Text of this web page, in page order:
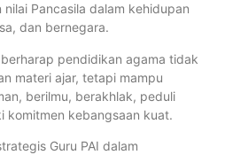
Pancasila dalam kehidupan
dan bernegara.
pendidikan agama tidak
materi ajar, tetapi mampu
berilmu, berakhlak, peduli
komitmen kebangsaan kuat.
Guru PAI dalam